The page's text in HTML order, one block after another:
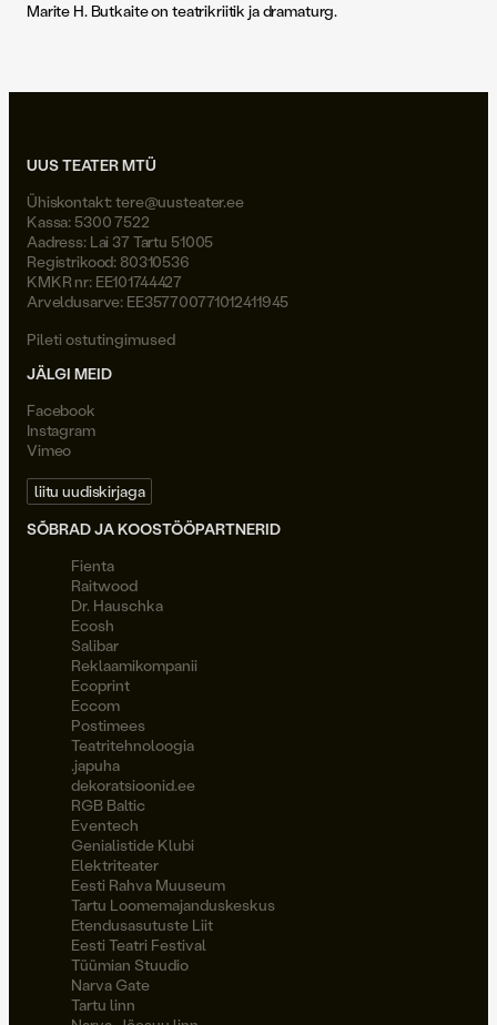
Marite H. Butkaite on teatrikriitik ja dramaturg.
UUS TEATER MTÜ
Ühiskontakt:tere@uusteater.ee
Kassa: 5300 7522
Aadress: Lai 37 Tartu 51005
Registrikood: 80310536
KMKR nr: EE101744427
Arveldusarve: EE357700771012411945
Pileti ostutingimused
JÄLGI MEID
Facebook
Instagram
Vimeo
liitu uudiskirjaga
SÕBRAD JA KOOSTÖÖPARTNERID
Fienta
Raitwood
Dr. Hauschka
Ecosh
Salibar
Reklaamikompanii
Ecoprint
Eccom
Postimees
Teatritehnoloogia
.japuha
dekoratsioonid.ee
RGB Baltic
Eventech
Genialistide Klubi
Elektriteater
Eesti Rahva Muuseum
Tartu Loomemajanduskeskus
Etendusasutuste Liit
Eesti Teatri Festival
Tüümian Stuudio
Narva Gate
Tartu linn